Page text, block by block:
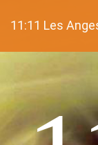
content
11:11 Les